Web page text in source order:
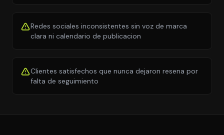
Redes sociales inconsistentes sin voz de marca
clara ni calendario de publicacion
Clientes satisfechos que nunca dejaron resena por
falta de seguimiento